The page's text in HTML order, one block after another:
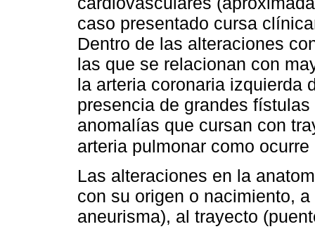
caso presentado cursa
Dentro de las alteraciones
las que se relacionan con
la arteria coronaria izquierda
presencia de grandes
anomalías que cursan con
arteria pulmonar como
Las alteraciones en la
con su origen o nacimiento,
aneurisma), al trayecto